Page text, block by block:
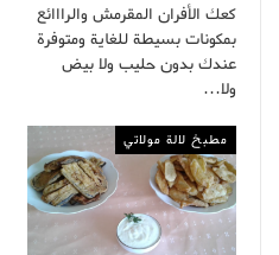
كعك الأفران المقرمش والرااائع
بمكونات بسيطة للغاية ومتوفرة
عندك بدون حليب ولا بيض
ولا…
مطبخ لالة مولاتي